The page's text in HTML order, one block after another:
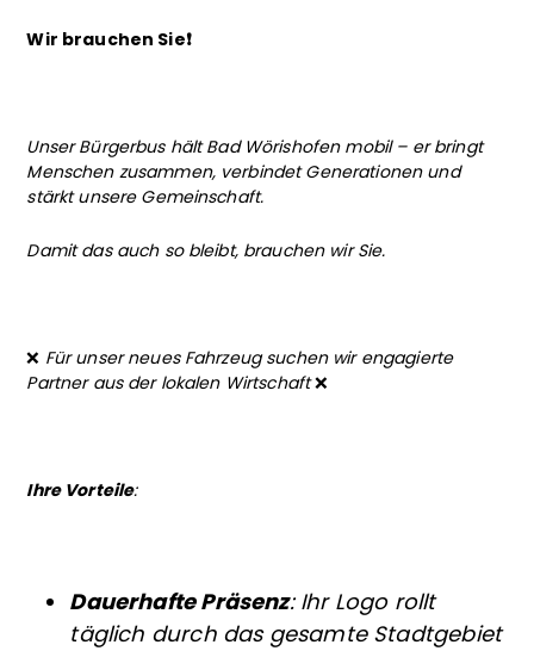
Wir brauchen Sie❗
Unser Bürgerbus hält Bad Wörishofen mobil – er bringt
Menschen zusammen, verbindet Generationen und
stärkt unsere Gemeinschaft.
Damit das auch so bleibt, brauchen wir Sie.
❌ Für unser neues Fahrzeug suchen wir engagierte
Partner aus der lokalen Wirtschaft❌
Ihre Vorteile:
Dauerhafte Präsenz: Ihr Logo rollt
täglich durch das gesamte Stadtgebiet